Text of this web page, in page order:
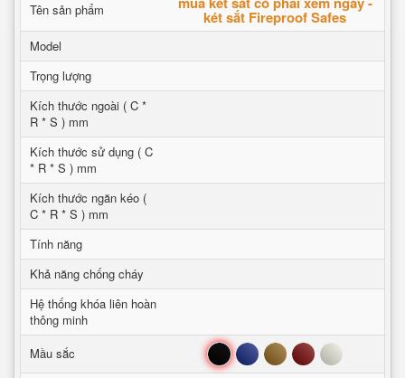
Tên sản phẩm két sắt Fireproof Safes
Model
Trọng lượng
Kích thước ngoài ( C *
R * S ) mm
Kích thước sử dụng ( C
* R * S ) mm
Kích thước ngăn kéo (
C * R * S ) mm
Tính năng
Khả năng chống cháy
Hệ thống khóa liên hoàn
thông minh
Mầu sắc
Đen Xanh Nâu Đỏ Trắng